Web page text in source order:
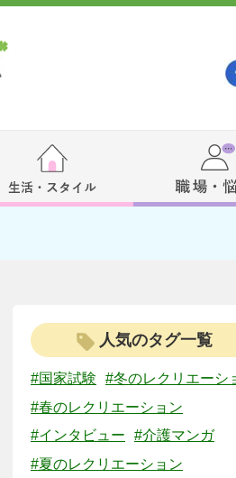
人気のタグ一覧
#国家試験
#冬のレクリエーシ
#春のレクリエーション
#インタビュー
#介護マンガ
#夏のレクリエーション